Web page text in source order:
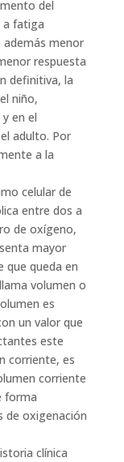
del
a fatiga
además menor
respuesta
definitiva, la
niño,
en el
adulto. Por
a la
celular de
entre dos a
de oxígeno,
mayor
que queda en
volumen o
es
un valor que
este
corriente, es
corriente
forma
de oxigenación
clínica